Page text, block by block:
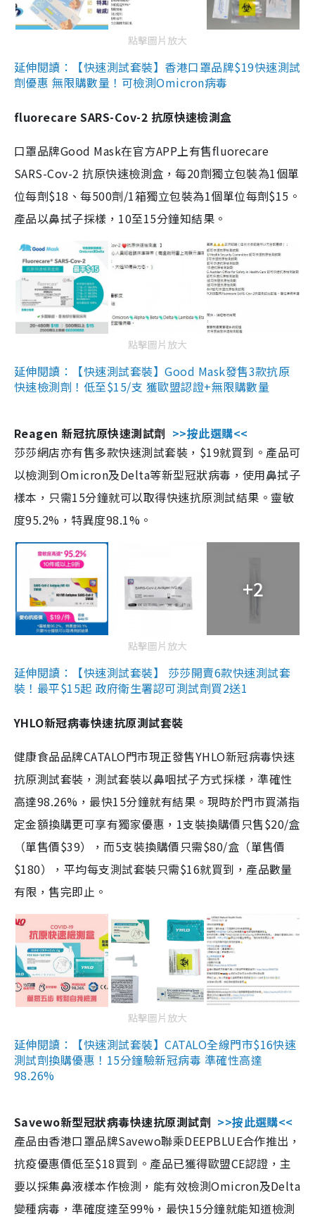
點擊圖片放大
延伸閱讀：【快速測試套裝】香港口罩品牌$19快速測試
劑優惠 無限購數量！可檢測Omicron病毒
fluorecare SARS-Cov-2 抗原快速檢測盒
口罩品牌Good Mask在官方APP上有售fluorecare
SARS-Cov-2 抗原快速檢測盒，每20劑獨立包裝為1個單
位每劑$18、每500劑/1箱獨立包裝為1個單位每劑$15。
產品以鼻拭子採樣，10至15分鐘知結果。
點擊圖片放大
延伸閱讀：【快速測試套裝】Good Mask發售3款抗原
快速檢測劑！低至$15/支 獲歐盟認證+無限購數量
Reagen 新冠抗原快速測試劑 >>按此選購<<
莎莎網店亦有售多款快速測試套裝，$19就買到。產品可
以檢測到Omicron及Delta等新型冠狀病毒，使用鼻拭子
樣本，只需15分鐘就可以取得快速抗原測試結果。靈敏
度95.2%，特異度98.1%。
+2
點擊圖片放大
延伸閱讀：【快速測試套裝】 莎莎開賣6款快速測試套
裝！最平$15起 政府衛生署認可測試劑買2送1
YHLO新冠病毒快速抗原測試套裝
健康食品品牌CATALO門市現正發售YHLO新冠病毒快速
抗原測試套裝，測試套裝以鼻咽拭子方式採樣，準確性
高達98.26%，最快15分鐘就有結果。現時於門市買滿指
定金額換購更可享有獨家優惠，1支裝換購價只售$20/盒
（單售價$39），而5支裝換購價只需$80/盒（單售價
$180），平均每支測試套裝只需$16就買到，產品數量
有限，售完即止。
點擊圖片放大
延伸閱讀：【快速測試套裝】CATALO全線門市$16快速
測試劑換購優惠！15分鐘驗新冠病毒 準確性高達
98.26%
Savewo新型冠狀病毒快速抗原測試劑 >>按此選購<<
產品由香港口罩品牌Savewo聯乘DEEPBLUE合作推出，
抗疫優惠價低至$18買到。產品已獲得歐盟CE認證，主
要以採集鼻液樣本作檢測，能有效檢測Omicron及Delta
變種病毒，準確度達至99%，最快15分鐘就能知道檢測